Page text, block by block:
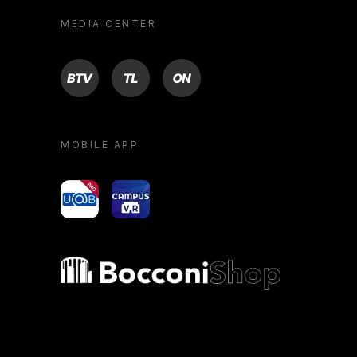
MEDIA CENTER
BTV TL ON
MOBILE APP
yoU@B Campus VR
Bocconi shop